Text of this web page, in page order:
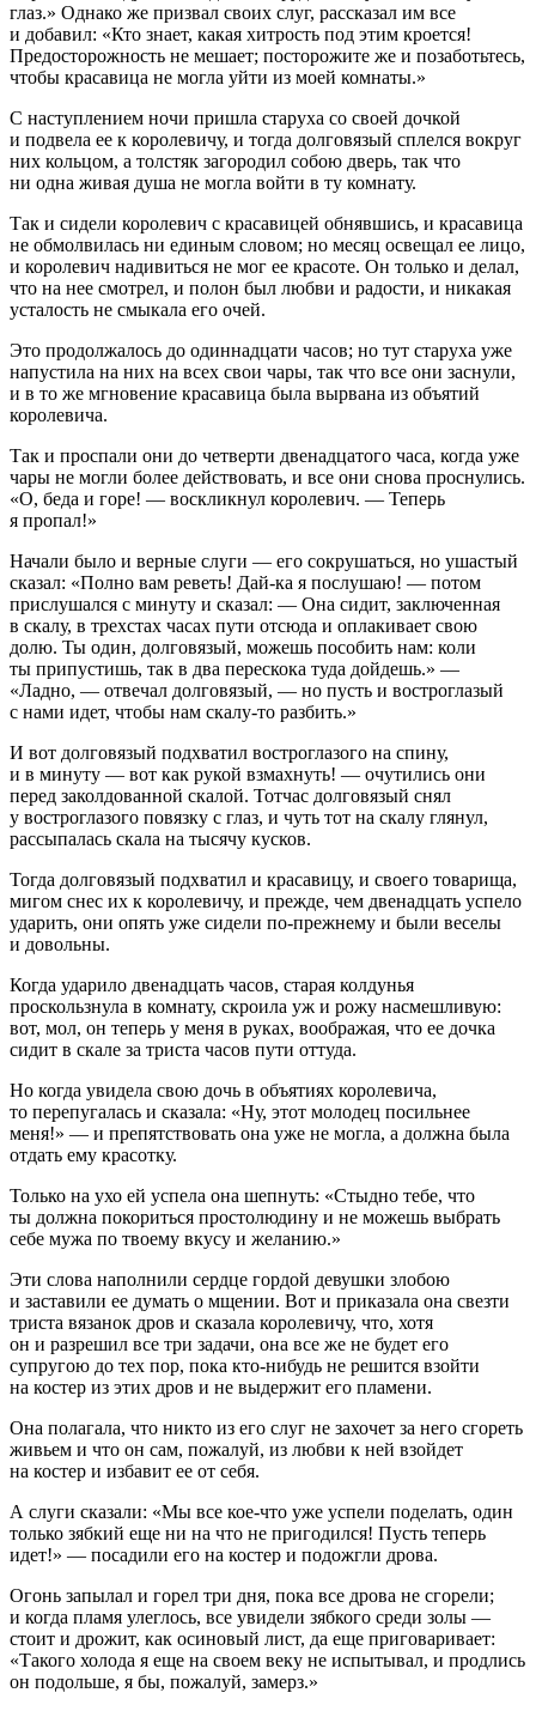
глаз.» Однако же призвал своих слуг, рассказал им все
и добавил: «Кто знает, какая хитрость под этим кроется!
Предосторожность не мешает; посторожите же и позаботьтесь,
чтобы красавица не могла уйти из моей комнаты.»
С наступлением ночи пришла старуха со своей дочкой
и подвела ее к королевичу, и тогда долговязый сплелся вокруг
них кольцом, а толстяк загородил собою дверь, так что
ни одна живая душа не могла войти в ту комнату.
Так и сидели королевич с красавицей обнявшись, и красавица
не обмолвилась ни единым словом; но месяц освещал ее лицо,
и королевич надивиться не мог ее красоте. Он только и делал,
что на нее смотрел, и полон был любви и радости, и никакая
усталость не смыкала его очей.
Это продолжалось до одиннадцати часов; но тут старуха уже
напустила на них на всех свои чары, так что все они заснули,
и в то же мгновение красавица была вырвана из объятий
королевича.
Так и проспали они до четверти двенадцатого часа, когда уже
чары не могли более действовать, и все они снова проснулись.
«О, беда и горе! — воскликнул королевич. — Теперь
я пропал!»
Начали было и верные слуги — его сокрушаться, но ушастый
сказал: «Полно вам реветь! Дай-ка я послушаю! — потом
прислушался с минуту и сказал: — Она сидит, заключенная
в скалу, в трехстах часах пути отсюда и оплакивает свою
долю. Ты один, долговязый, можешь пособить нам: коли
ты припустишь, так в два перескока туда дойдешь.» —
«Ладно, — отвечал долговязый, — но пусть и востроглазый
с нами идет, чтобы нам скалу-то разбить.»
И вот долговязый подхватил востроглазого на спину,
и в минуту — вот как рукой взмахнуть! — очутились они
перед заколдованной скалой. Тотчас долговязый снял
у востроглазого повязку с глаз, и чуть тот на скалу глянул,
рассыпалась скала на тысячу кусков.
Тогда долговязый подхватил и красавицу, и своего товарища,
мигом снес их к королевичу, и прежде, чем двенадцать успело
ударить, они опять уже сидели по-прежнему и были веселы
и довольны.
Когда ударило двенадцать часов, старая колдунья
проскользнула в комнату, скроила уж и рожу насмешливую:
вот, мол, он теперь у меня в руках, воображая, что ее дочка
сидит в скале за триста часов пути оттуда.
Но когда увидела свою дочь в объятиях королевича,
то перепугалась и сказала: «Ну, этот молодец посильнее
меня!» — и препятствовать она уже не могла, а должна была
отдать ему красотку.
Только на ухо ей успела она шепнуть: «Стыдно тебе, что
ты должна покориться простолюдину и не можешь выбрать
себе мужа по твоему вкусу и желанию.»
Эти слова наполнили сердце гордой девушки злобою
и заставили ее думать о мщении. Вот и приказала она свезти
триста вязанок дров и сказала королевичу, что, хотя
он и разрешил все три задачи, она все же не будет его
супругою до тех пор, пока кто-нибудь не решится взойти
на костер из этих дров и не выдержит его пламени.
Она полагала, что никто из его слуг не захочет за него сгореть
живьем и что он сам, пожалуй, из любви к ней взойдет
на костер и избавит ее от себя.
А слуги сказали: «Мы все кое-что уже успели поделать, один
только зябкий еще ни на что не пригодился! Пусть теперь
идет!» — посадили его на костер и подожгли дрова.
Огонь запылал и горел три дня, пока все дрова не сгорели;
и когда пламя улеглось, все увидели зябкого среди золы —
стоит и дрожит, как осиновый лист, да еще приговаривает:
«Такого холода я еще на своем веку не испытывал, и продлись
он подольше, я бы, пожалуй, замерз.»